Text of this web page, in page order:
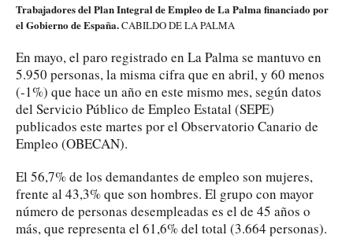
Trabajadores del Plan Integral de Empleo de La Palma financiado por
el Gobierno de España.CABILDO DE LA PALMA
En mayo, el paro registrado en La Palma se mantuvo en
5.950 personas, la misma cifra que en abril, y 60 menos
(-1%) que hace un año en este mismo mes, según datos
del Servicio Público de Empleo Estatal (SEPE)
publicados este martes por el Observatorio Canario de
Empleo (OBECAN).
El 56,7% de los demandantes de empleo son mujeres,
frente al 43,3% que son hombres. El grupo con mayor
número de personas desempleadas es el de 45 años o
más, que representa el 61,6% del total (3.664 personas).